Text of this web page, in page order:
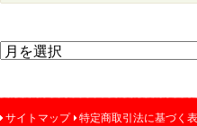
サイトマップ 特定商取引法に基づく